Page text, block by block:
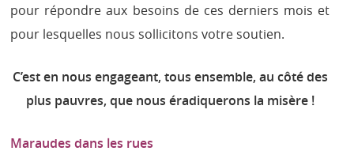
pour répondre aux besoins de ces derniers mois et
pour lesquelles nous sollicitons votre soutien.
C’est en nous engageant, tous ensemble, au côté des
plus pauvres, que nous éradiquerons la misère !
Maraudes dans les rues